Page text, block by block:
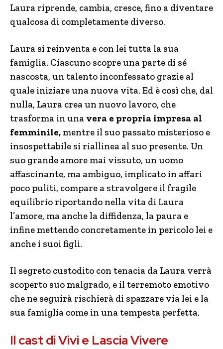
Laura riprende, cambia, cresce, fino a diventare
qualcosa di completamente diverso.
Laura si reinventa e con lei tutta la sua
famiglia. Ciascuno scopre una parte di sé
nascosta, un talento inconfessato grazie al
quale iniziare una nuova vita. Ed è così che, dal
nulla, Laura crea un nuovo lavoro, che
trasforma in una vera e propria impresa al
femminile, mentre il suo passato misterioso e
insospettabile si riallinea al suo presente. Un
suo grande amore mai vissuto, un uomo
affascinante, ma ambiguo, implicato in affari
poco puliti, compare a stravolgere il fragile
equilibrio riportando nella vita di Laura
l’amore, ma anche la diffidenza, la paura e
infine mettendo concretamente in pericolo lei e
anche i suoi figli.
Il segreto custodito con tenacia da Laura verrà
scoperto suo malgrado, e il terremoto emotivo
che ne seguirà rischierà di spazzare via lei e la
sua famiglia come in una tempesta perfetta.
Il cast di Vivi e Lascia Vivere